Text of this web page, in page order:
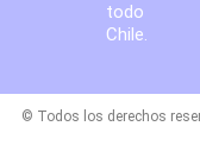
todo
Chile.
© Todos los derechos